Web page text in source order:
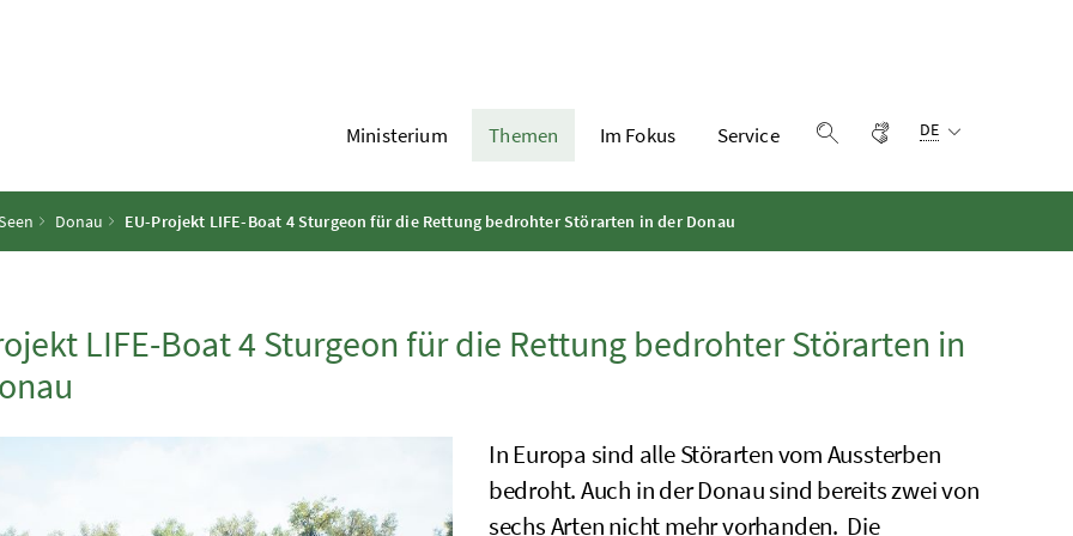
Ministerium Themen Im Fokus
Service
Gebärdensprache
DE
Donau EU-Projekt LIFE-Boat 4 Sturgeon für die Rettung bedrohter Störarten in der Donau
LIFE-Boat 4 Sturgeon für die Rettung bedrohter Störarten in
In Europa sind alle Störarten vom Aussterben
bedroht. Auch in der Donau sind bereits zwei von
sechs Arten nicht mehr vorhanden. Die